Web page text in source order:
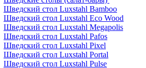
Шведский стол Luxstahl Bamboo
Шведский стол Luxstahl Eco Wood
Шведский стол Luxstahl Megapolis
Шведский стол Luxstahl Pafos
Шведский стол Luxstahl Pixel
Шведский стол Luxstahl Portal
Шведский стол Luxstahl Pulse